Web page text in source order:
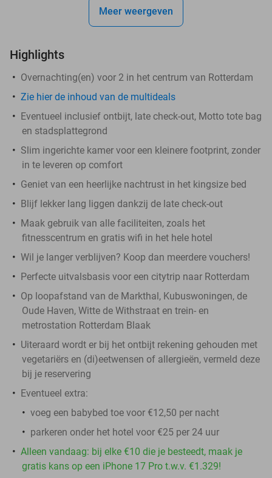
Meer weergeven
Highlights
Overnachting(en) voor 2 in het centrum van Rotterdam
Zie hier de inhoud van de multideals
Eventueel inclusief ontbijt, late check-out, Motto tote bag
en stadsplattegrond
Slim ingerichte kamer voor een kleinere footprint, zonder
in te leveren op comfort
Geniet van een heerlijke nachtrust in het kingsize bed
Blijf lekker lang liggen dankzij de late check-out
Maak gebruik van alle faciliteiten, zoals het
fitnesscentrum en gratis wifi in het hele hotel
Wil je langer verblijven? Koop dan meerdere vouchers!
Perfecte uitvalsbasis voor een citytrip naar Rotterdam
Op loopafstand van de Markthal, Kubuswoningen, de
Oude Haven, Witte de Withstraat en trein- en
metrostation Rotterdam Blaak
Uiteraard wordt er bij het ontbijt rekening gehouden met
vegetariërs en (di)eetwensen of allergieën, vermeld deze
bij je reservering
Eventueel extra:
voeg een babybed toe voor €12,50 per nacht
parkeren onder het hotel voor €25 per 24 uur
Alleen vandaag: bij elke €10 die je besteedt, maak je
gratis kans op een iPhone 17 Pro t.w.v. €1.329!